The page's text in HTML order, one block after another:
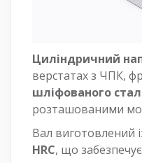
Циліндричний
верстатах з ЧПК,
шліфованого
розташованими
Вал виготовлений
HRC, що